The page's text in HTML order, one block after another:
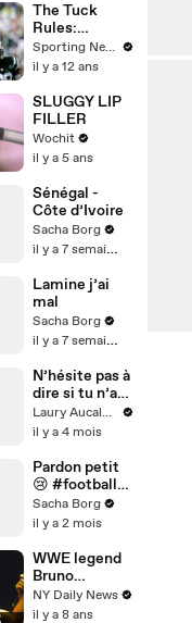
The Tuck
Rules:
Possible
Week 6
Sporting News
il y a 12 ans
SLUGGY LIP
FILLER
Wochit
il y a 5 ans
Sénégal -
Côte d’Ivoire
Sacha Borg
il y a 7 semaines
Lamine j’ai
mal
Sacha Borg
il y a 7 semaines
N’hésite pas à
dire si tu n’as
pas compris
🙂‍↔️
Laury Aucalme
il y a 4 mois
Pardon petit
😢 #football
#stadedefran
ce
Sacha Borg
il y a 2 mois
WWE legend
Bruno
Sammartino
dead at 82
NY Daily News
il y a 8 ans